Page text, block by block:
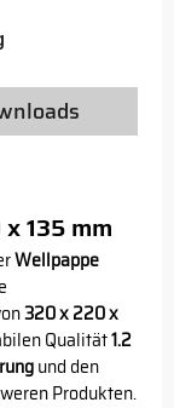
135 mm
Wellpappe
320 x 220 x
Qualität1.2
und den
Produkten.